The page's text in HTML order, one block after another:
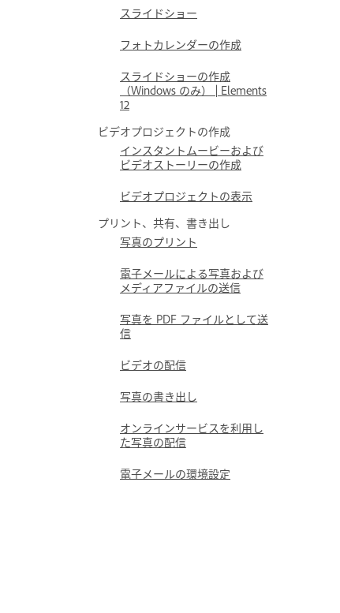
スライドショー
フォトカレンダーの作成
スライドショーの作成
（Windows のみ） | Elements
12
ビデオプロジェクトの作成
インスタントムービーおよび
ビデオストーリーの作成
ビデオプロジェクトの表示
プリント、共有、書き出し
写真のプリント
電子メールによる写真および
メディアファイルの送信
写真を PDF ファイルとして送
信
ビデオの配信
写真の書き出し
オンラインサービスを利用し
た写真の配信
電子メールの環境設定